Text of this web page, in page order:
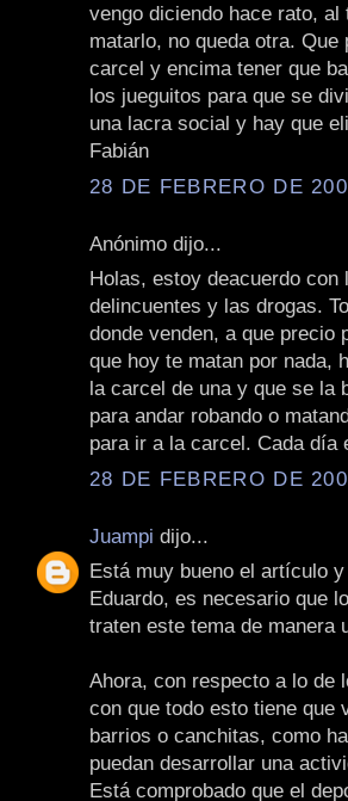
vengo diciendo hace rato,
matarlo, no queda otra.
carcel y encima tener que
los jueguitos para que se
una lacra social y hay que
Fabián
28 DE FEBRERO DE
Anónimo dijo...
Holas, estoy deacuerdo
delincuentes y las drogas.
donde venden, a que precio
que hoy te matan por nada,
la carcel de una y que se la
para andar robando o
para ir a la carcel. Cada día
28 DE FEBRERO DE
Juampi dijo...
Está muy bueno el artículo
Eduardo, es necesario que
traten este tema de manera
Ahora, con respecto a lo de
con que todo esto tiene que
barrios o canchitas, como
puedan desarrollar una
Está comprobado que el